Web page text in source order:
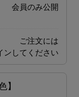
会員のみ公開
ご注文には
ンしてください
】